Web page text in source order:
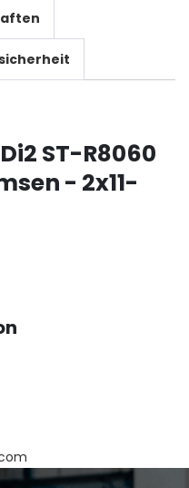
ST-R8060
- 2x11-